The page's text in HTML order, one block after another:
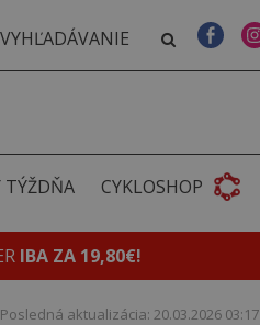
TÝŽDŇA CYKLOSHOP
IBA ZA 19,80€!
Posledná aktualizácia: 20.03.2026 03:17